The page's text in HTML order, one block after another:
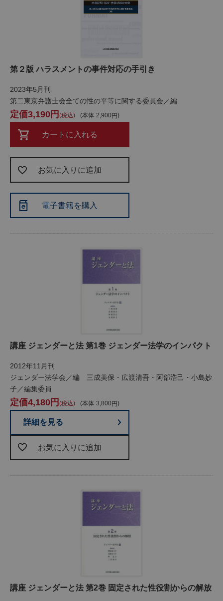
第２版 ハラスメントの事件対応の手引き
2023年5月刊
第二東京弁護士会全ての性の平等に関する委員会／編
本体 2,900
3,190 税込
カートに入れる
お気に入りに追加
電子書籍を購入
講座 ジェンダーと法 第1巻 ジェンダー法学のインパクト
2012年11月刊
ジェンダー法学会／編 三成美保・広渡清吾・阿部浩己・小島妙
子／編集委員
本体 3,800
4,180 税込
詳細を見る
お気に入りに追加
講座 ジェンダーと法 第2巻 固定された性役割からの解放